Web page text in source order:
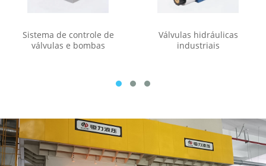
Sistema de controle de
válvulas e bombas
Válvulas hidráulicas
industriais